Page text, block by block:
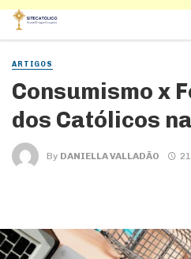
ARTIGOS
Consumismo x
dos Católicos
By DANIELLA VALLADÃO